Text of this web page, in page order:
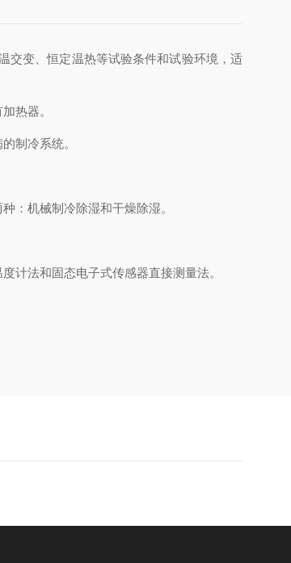
交变、恒定温热等试验条件和试验环境，适
热器。
制冷系统。
：机械制冷除湿和干燥除湿。
法和固态电子式传感器直接测量法。